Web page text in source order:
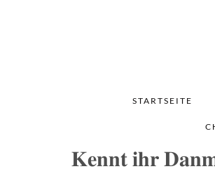
STARTSEITE
𝐊𝐞𝐧𝐧𝐭 𝐢𝐡𝐫